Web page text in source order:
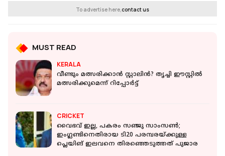
To advertise here, contact us
MUST READ
KERALA
വീണ്ടും മത്സരിക്കാന്‍ സ്റ്റാലിന്‍? തൃച്ചി ഈസ്റ്റില്‍
മത്സരിക്കുമെന്ന് റിപ്പോര്‍ട്ട്
CRICKET
വൈഭവ് ഇല്ല, പകരം സഞ്ജു സാംസൺ;
ഇംഗ്ലണ്ടിനെതിരായ ടി20 പരമ്പരയ്ക്കുള്ള
പ്ലെയിങ് ഇലവനെ തിരഞ്ഞെടുത്തത് പുജാര